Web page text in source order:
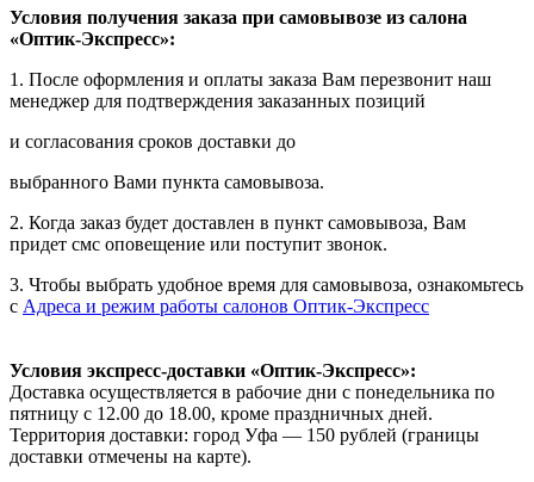
Условия получения заказа при самовывозе из салона
«Оптик-Экспресс»:
1. После оформления и оплаты заказа Вам перезвонит наш
менеджер для подтверждения заказанных позиций
и согласования сроков доставки до
выбранного Вами пункта самовывоза.
2. Когда заказ будет доставлен в пункт самовывоза, Вам
придет смс оповещение или поступит звонок.
3. Чтобы выбрать удобное время для самовывоза, ознакомьтесь
с Адреса и режим работы салонов Оптик-Экспресс
Условия экспресс-доставки «Оптик-Экспресс»:
Доставка осуществляется в рабочие дни с понедельника по
пятницу с 12.00 до 18.00, кроме праздничных дней.
Территория доставки: город Уфа — 150 рублей (границы
доставки отмечены на карте).